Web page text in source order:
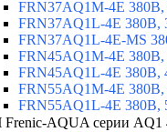
FRN37AQ1M-4E 380В,
FRN37AQ1L-4E 380В,
FRN37AQ1L-4E-MS
FRN45AQ1M-4E 380В,
FRN45AQ1L-4E 380В,
FRN55AQ1M-4E 380В,
FRN55AQ1L-4E 380В,
AQUA серии AQ1